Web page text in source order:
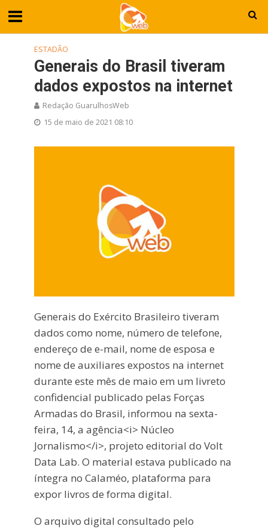
ESTADÃO
Generais do Brasil tiveram
dados expostos na internet
Redação GuarulhosWeb
15 de maio de 2021 08:10
Generais do Exército Brasileiro tiveram
dados como nome, número de telefone,
endereço de e-mail, nome de esposa e
nome de auxiliares expostos na internet
durante este mês de maio em um livreto
confidencial publicado pelas Forças
Armadas do Brasil, informou na sexta-
feira, 14, a agência<i> Núcleo
Jornalismo</i>, projeto editorial do Volt
Data Lab. O material estava publicado na
íntegra no Calaméo, plataforma para
expor livros de forma digital.
O arquivo digital consultado pelo